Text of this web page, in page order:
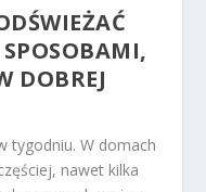
DOBREJ
tygodniu. W domach
nawet kilka